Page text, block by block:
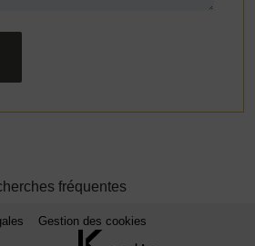
fréquentes
Gestion des cookies